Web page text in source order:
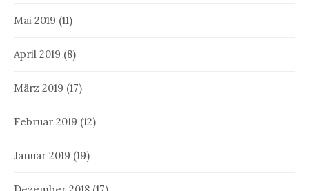
Mai 2019 (11)
April 2019 (8)
März 2019 (17)
Februar 2019 (12)
Januar 2019 (19)